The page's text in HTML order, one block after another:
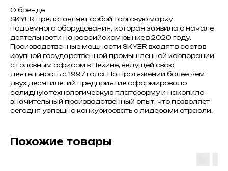
О бренде
SKYER представляет собой торговую марку
подъемного оборудования, которая заявила о начале
деятельности на российском рынке в 2020 году.
Производственные мощности SKYER входят в состав
крупной государственной промышленной корпорации
с головным офисом в Пекине, ведущей свою
деятельность с 1997 года. На протяжении более чем
двух десятилетий предприятие сформировало
солидную технологическую платформу и накопило
значительный производственный опыт, что позволяет
сегодня успешно конкурировать с лидерами отрасли.
Похожие товары